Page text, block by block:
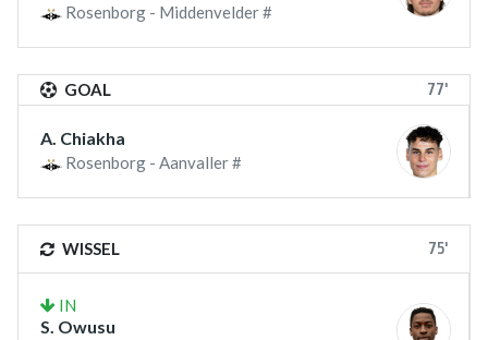
Rosenborg - Middenvelder #
GOAL 77'
A. Chiakha
Rosenborg - Aanvaller #
WISSEL 75'
IN
S. Owusu